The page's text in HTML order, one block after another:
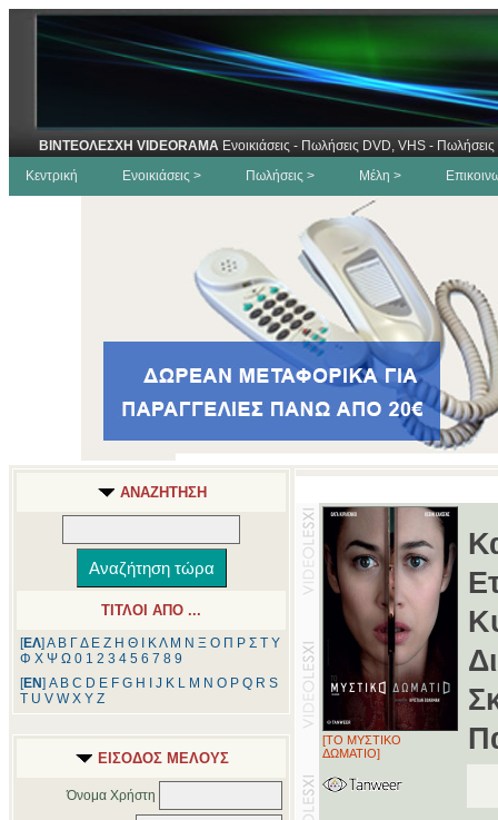
ΒΙΝΤΕΟΛΕΣΧΗ VIDEORAMA Ενοικιάσεις - Πωλήσεις DVD, VHS -
Κεντρική
Ενοικιάσεις > Πωλήσεις > Μέλη >
ΑΝΑΖΗΤΗΣΗ
ΤΙΤΛΟΙ ΑΠΟ ...
[ΕΛ] Α Β ΓΔ Ε Ζ Η Θ ΚΛ Μ Ν Ξ Ο Π Ρ Σ Τ Υ
Φ Χ Ψ Ω 0 1 2 3 4 5 6 7 8 9
[ΕΝ] A B C D E F G H J K L M N O P Q R S
T U V W X Y Z
ΕΙΣΟΔΟΣ ΜΕΛΟΥΣ
Όνομα Χρήστη
[ΤΟ ΜΥΣΤΙΚΟ
ΔΩΜΑΤΙΟ]